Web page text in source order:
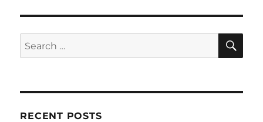
Search
for:
RECENT POSTS